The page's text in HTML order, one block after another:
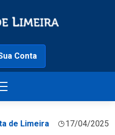
Conta
de Limeira 17/04/2025